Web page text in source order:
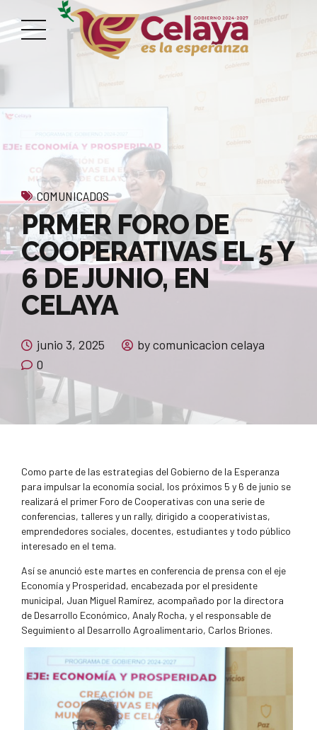
COMUNICADOS
PRMER FORO DE
COOPERATIVAS EL 5 Y
6 DE JUNIO, EN
CELAYA
junio 3, 2025
by comunicacion celaya
0
Como parte de las estrategias del Gobierno de la Esperanza
para impulsar la economía social, los próximos 5 y 6 de junio se
realizará el primer Foro de Cooperativas con una serie de
conferencias, talleres y un rally, dirigido a cooperativistas,
emprendedores sociales, docentes, estudiantes y todo público
interesado en el tema.
Así se anunció este martes en conferencia de prensa con el eje
Economía y Prosperidad, encabezada por el presidente
municipal, Juan Miguel Ramírez, acompañado por la directora
de Desarrollo Económico, Analy Rocha, y el responsable de
Seguimiento al Desarrollo Agroalimentario, Carlos Briones.